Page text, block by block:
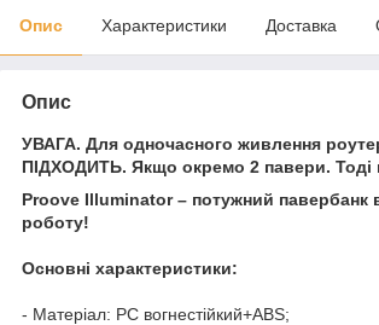
Опис Характеристики Доставка
Опис
УВАГА. Для одночасного живлення
ПІДХОДИТЬ. Якщо окремо 2 павери. Тоді
Proove Illuminator – потужний павербанк
роботу!
Основні характеристики:
- Матеріал: PC вогнестійкий+ABS;